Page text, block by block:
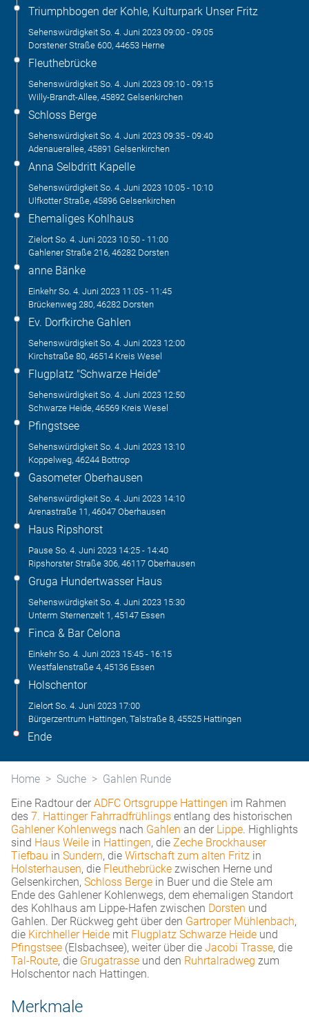
Triumphbogen der Kohle, Kulturpark Unser Fritz
Sehenswürdigkeit So. 4. Juni 2023 09:00 - 09:05
Dorstener Straße 600, 44653 Herne
Fleuthebrücke
Sehenswürdigkeit So. 4. Juni 2023 09:10 - 09:15
Willy-Brandt-Allee, 45892 Gelsenkirchen
Schloss Berge
Sehenswürdigkeit So. 4. Juni 2023 09:35 - 09:40
Adenauerallee, 45891 Gelsenkirchen
Anna Selbdritt Kapelle
Sehenswürdigkeit So. 4. Juni 2023 10:05 - 10:10
Ulfkotter Straße, 45896 Gelsenkirchen
Ehemaliges Kohlhaus
Zielort So. 4. Juni 2023 10:50 - 11:00
Gahlener Straße 216, 46282 Dorsten
anne Bänke
Einkehr So. 4. Juni 2023 11:05 - 11:45
Brückenweg 280, 46282 Dorsten
Ev. Dorfkirche Gahlen
Sehenswürdigkeit So. 4. Juni 2023 12:00
Kirchstraße 80, 46514 Kreis Wesel
Flugplatz "Schwarze Heide"
Sehenswürdigkeit So. 4. Juni 2023 12:50
Schwarze Heide, 46569 Kreis Wesel
Pfingstsee
Sehenswürdigkeit So. 4. Juni 2023 13:10
Koppelweg, 46244 Bottrop
Gasometer Oberhausen
Sehenswürdigkeit So. 4. Juni 2023 14:10
Arenastraße 11, 46047 Oberhausen
Haus Ripshorst
Pause So. 4. Juni 2023 14:25 - 14:40
Ripshorster Straße 306, 46117 Oberhausen
Gruga Hundertwasser Haus
Sehenswürdigkeit So. 4. Juni 2023 15:30
Unterm Sternenzelt 1, 45147 Essen
Finca & Bar Celona
Einkehr So. 4. Juni 2023 15:45 - 16:15
Westfalenstraße 4, 45136 Essen
Holschentor
Zielort So. 4. Juni 2023 17:00
Bürgerzentrum Hattingen, Talstraße 8, 45525 Hattingen
Ende
Home Suche
Gahlen Runde
Eine Radtour der ADFC Ortsgruppe Hattingen im Rahmen
des 7. Hattinger Fahrradfrühlings entlang des historischen
Gahlener Kohlenwegs nach Gahlen an der Lippe. Highlights
sind Haus Weile in Hattingen, die Zeche Brockhauser
Tiefbau in Sundern, die Wirtschaft zum alten Fritz in
Holsterhausen, die Fleuthebrücke zwischen Herne und
Gelsenkirchen, Schloss Berge in Buer und die Stele am
Ende des Gahlener Kohlenwegs, dem ehemaligen Standort
des Kohlhaus am Lippe-Hafen zwischen Dorsten und
Gahlen. Der Rückweg geht über den Gartroper Mühlenbach,
die Kirchheller Heide mit Flugplatz Schwarze Heide und
Pfingstsee (Elsbachsee), weiter über die Jacobi Trasse, die
Tal-Route, die Grugatrasse und den Ruhrtalradweg zum
Holschentor nach Hattingen.
Merkmale